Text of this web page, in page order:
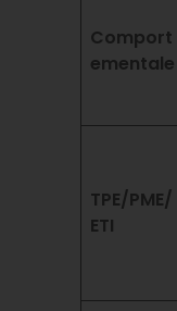
Comport
ementale
TPE/PME/
ETI